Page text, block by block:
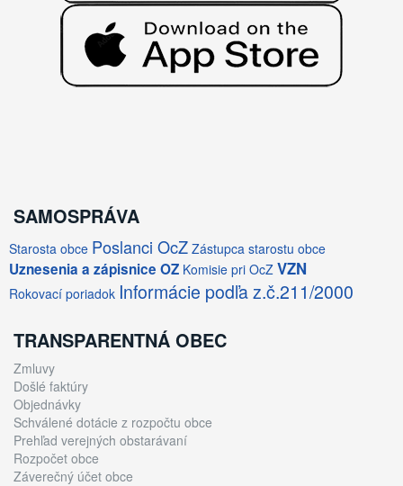
SAMOSPRÁVA
Starosta obce Poslanci OcZ Zástupca starostu obce
Uznesenia a zápisnice OZ Komisie pri OcZ VZN
Rokovací poriadok Informácie podľa z.č.211/2000
TRANSPARENTNÁ OBEC
Zmluvy
Došlé faktúry
Objednávky
Schválené dotácie z rozpočtu obce
Prehľad verejných obstarávaní
Rozpočet obce
Záverečný účet obce